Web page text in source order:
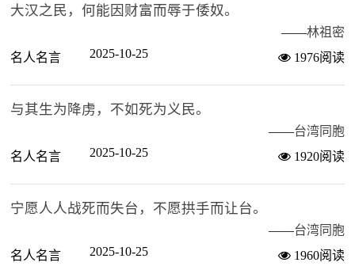
大汉之民，何能因财富而辱于倭奴。
——林祖密
名人名言
2025-10-25 1976阅读
与其生为降虏，不如死为义民。
——台湾同胞
名人名言
2025-10-25 1920阅读
宁愿人人战死而失台，不愿拱手而让台。
——台湾同胞
名人名言
2025-10-25 1960阅读